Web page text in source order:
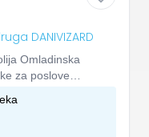
DANIVIZARD
Omladinska
za poslove